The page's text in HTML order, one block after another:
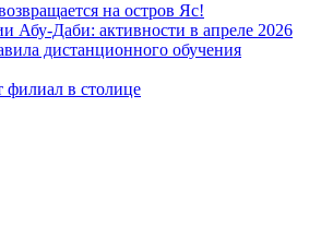
на остров Яс!
Абу-Даби: активности в апреле 2026
дистанционного обучения
филиал в столице